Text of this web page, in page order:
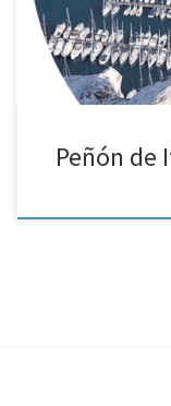
Peñón de